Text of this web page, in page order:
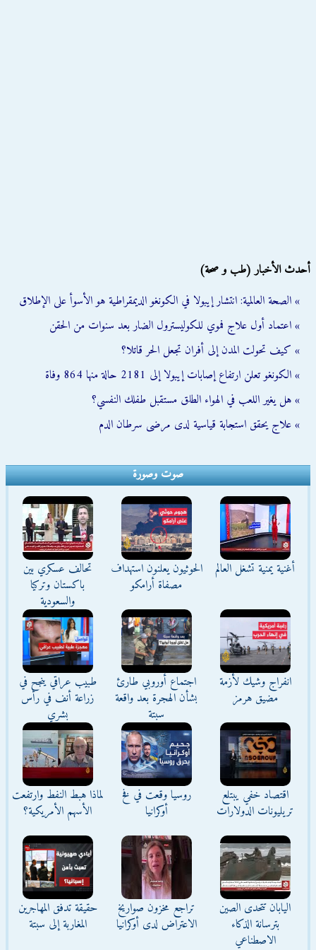
أحدث الأخبار (طب و صحة)
» الصحة العالمية: انتشار إيبولا في الكونغو الديمقراطية هو الأسوأ على الإطلاق
» اعتماد أول علاج فموي للكوليسترول الضار بعد سنوات من الحقن
» كيف تحولت المدن إلى أفران تجعل الحر قاتلا؟
» الكونغو تعلن ارتفاع إصابات إيبولا إلى 2181 حالة منها 864 وفاة
» هل يغير اللعب في الهواء الطلق مستقبل طفلك النفسي؟
» علاج يحقق استجابة قياسية لدى مرضى سرطان الدم
صوت وصورة
أغنية يمنية تشغل العالم
الحوثيون يعلنون استهداف
مصفاة أرامكو
تحالف عسكري بين
باكستان وتركيا
والسعودية
انفراج وشيك لأزمة
مضيق هرمز
اجتماع أوروبي طارئ
بشأن الهجرة بعد واقعة
سبتة
طبيب عراقي ينجح في
زراعة أنف في رأس
بشري
اقتصاد خفي يبتلع
تريليونات الدولارات
روسيا وقعت في فخ
أوكرانيا
لماذا هبط النفط وارتفعت
الأسهم الأمريكية؟
اليابان تتحدى الصين
بترسانة الذكاء
الاصطناعي
تراجع مخزون صواريخ
الاعتراض لدى أوكرانيا
حقيقة تدفق المهاجرين
المغاربة إلى سبتة